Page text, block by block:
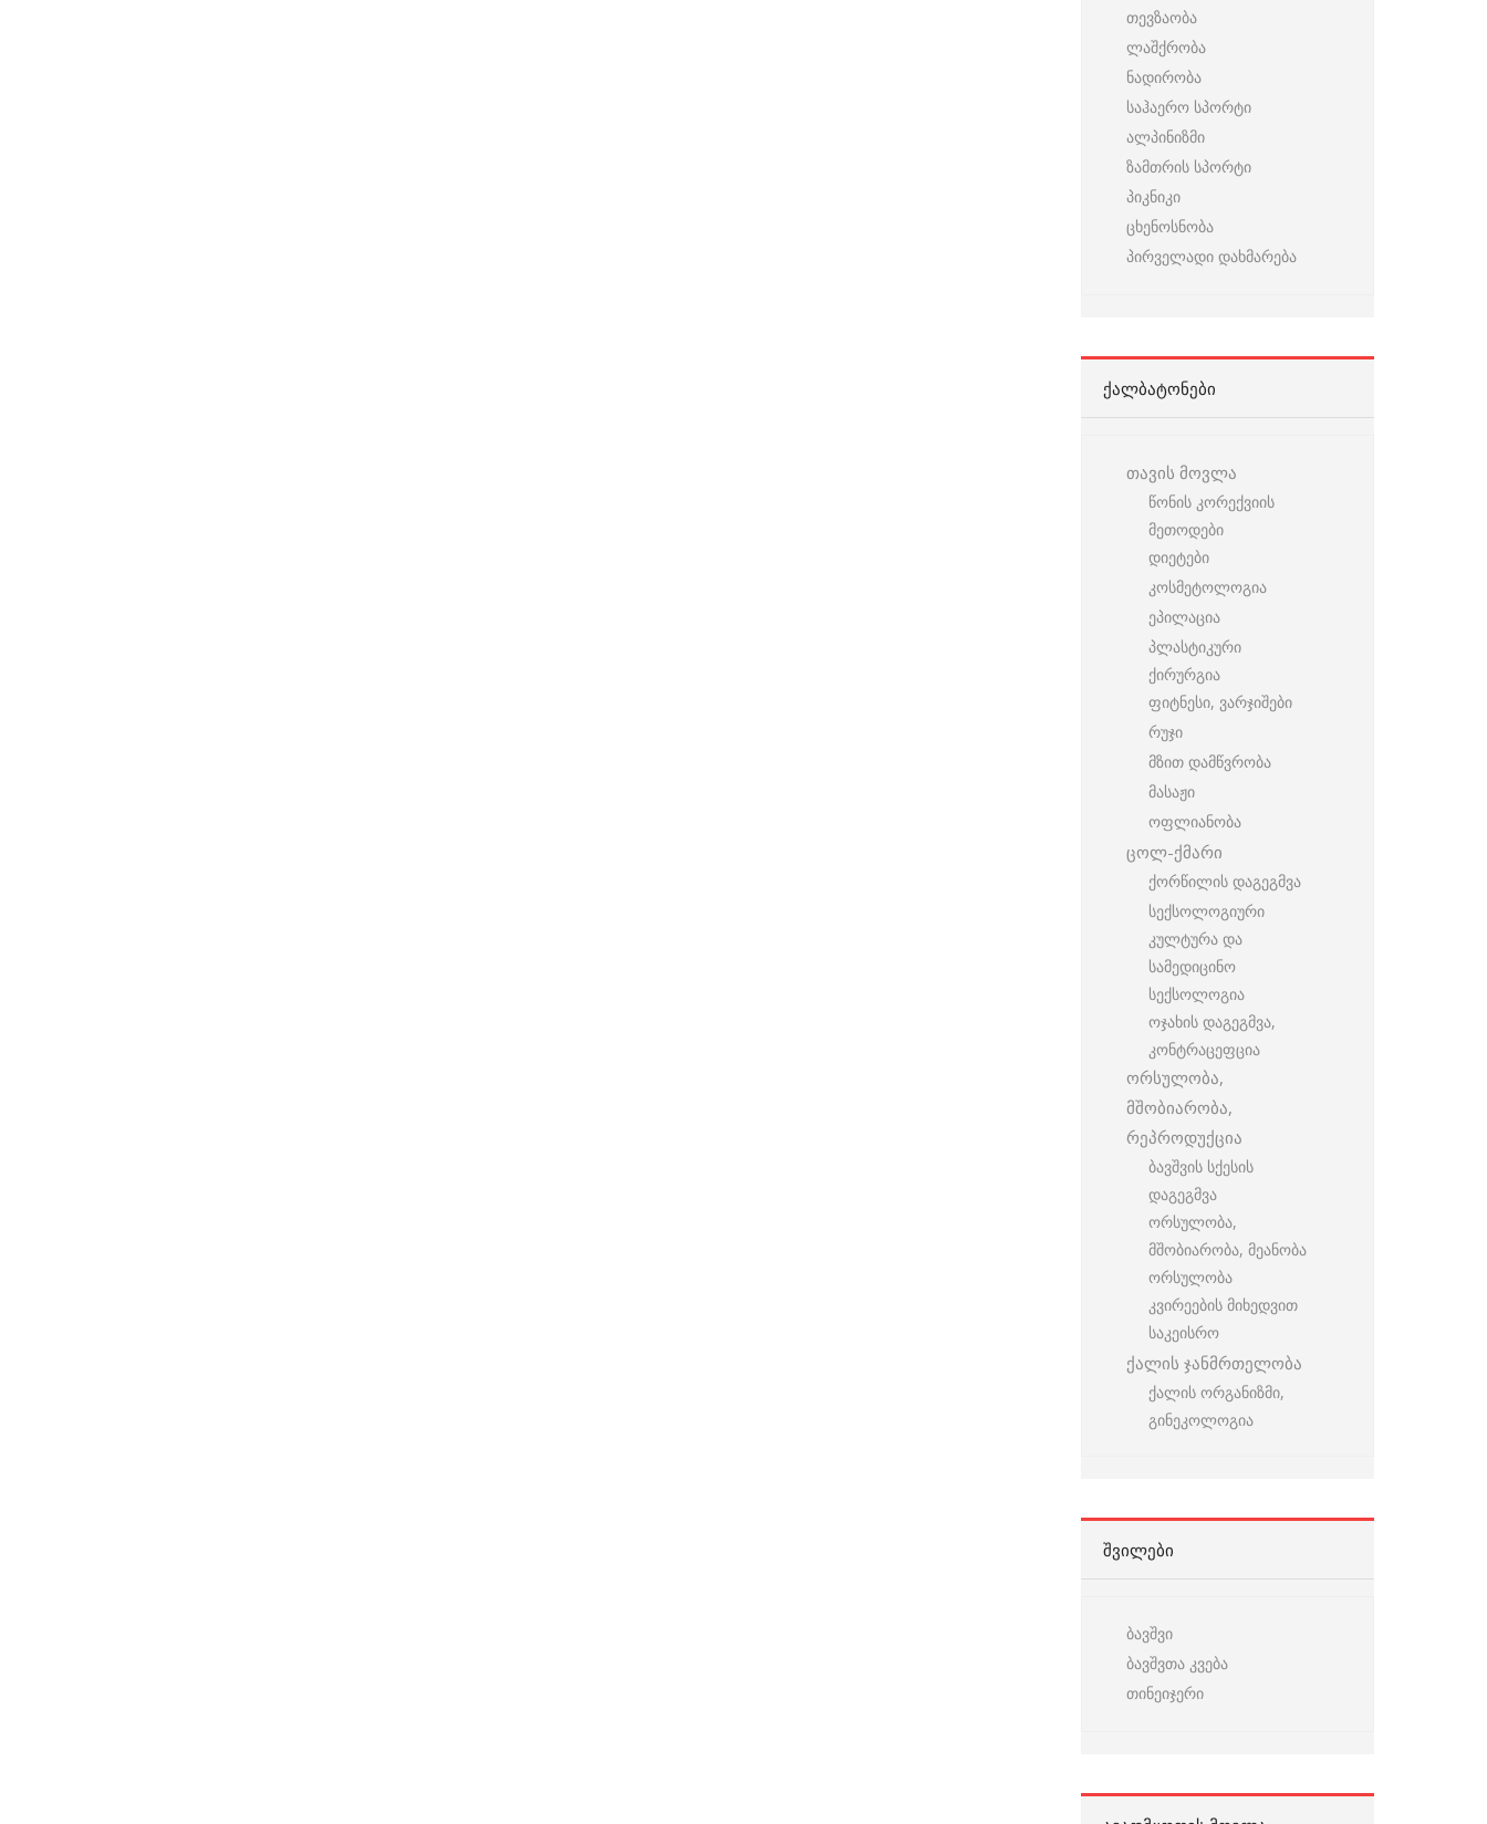
თევზაობა
ლაშქრობა
ნადირობა
საჰაერო სპორტი
ალპინიზმი
ზამთრის სპორტი
პიკნიკი
ცხენოსნობა
პირველადი დახმარება
ᲥᲐᲚᲑᲐᲢᲝᲜᲔᲑᲘ
თავის მოვლა
წონის კორექვიის
მეთოდები
დიეტები
კოსმეტოლოგია
ეპილაცია
პლასტიკური
ქირურგია
ფიტნესი, ვარჯიშები
რუჯი
მზით დამწვრობა
მასაჟი
ოფლიანობა
ცოლ-ქმარი
ქორწილის დაგეგმვა
სექსოლოგიური
კულტურა და
სამედიცინო
სექსოლოგია
ოჯახის დაგეგმვა,
კონტრაცეფცია
ორსულობა,
მშობიარობა,
რეპროდუქცია
ბავშვის სქესის
დაგეგმვა
ორსულობა,
მშობიარობა, მეანობა
ორსულობა
კვირეების მიხედვით
საკეისრო
ქალის ჯანმრთელობა
ქალის ორგანიზმი,
გინეკოლოგია
ᲨᲕᲘᲚᲔᲑᲘ
ბავშვი
ბავშვთა კვება
თინეიჯერი